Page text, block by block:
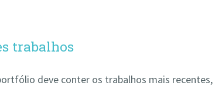
trabalhos
deve conter os trabalhos mais recentes,